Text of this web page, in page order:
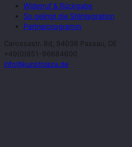
Widerruf & Rückgabe
So gelingt die Stilintegration
Partnerprogramm
Carossastr. 8d, 94036 Passau, DE
+49(0)851-96684600
info@kunstplaza.de